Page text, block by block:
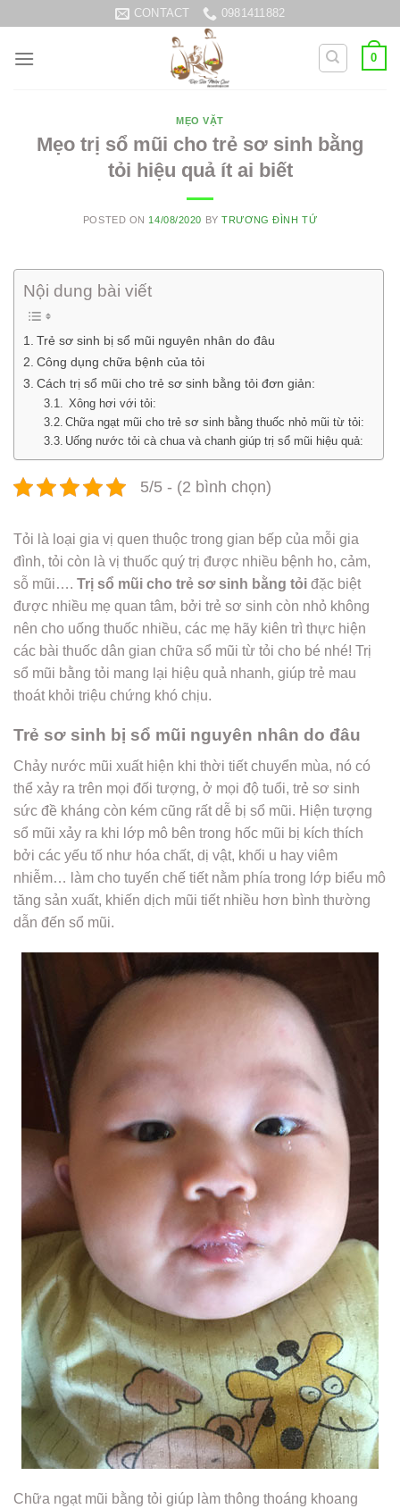
content
CONTACT 0981411882
0
MẸO VẶT
Mẹo trị sổ mũi cho trẻ sơ sinh bằng
tỏi hiệu quả ít ai biết
POSTED ON 14/08/2020 BYTRƯƠNG ĐÌNH TỨ
Nội dung bài viết
Trẻ sơ sinh bị sổ mũi nguyên nhân do đâu
Công dụng chữa bệnh của tỏi
Cách trị sổ mũi cho trẻ sơ sinh bằng tỏi đơn giản:
Xông hơi với tỏi:
Chữa ngạt mũi cho trẻ sơ sinh bằng thuốc nhỏ mũi từ tỏi:
Uống nước tỏi cà chua và chanh giúp trị sổ mũi hiệu quả:
5/5 - (2 bình chọn)
Tỏi là loại gia vị quen thuộc trong gian bếp của mỗi gia
đình, tỏi còn là vị thuốc quý trị được nhiều bệnh ho, cảm,
sỗ mũi…. Trị sổ mũi cho trẻ sơ sinh bằng tỏi đặc biệt
được nhiều mẹ quan tâm, bởi trẻ sơ sinh còn nhỏ không
nên cho uống thuốc nhiều, các mẹ hãy kiên trì thực hiện
các bài thuốc dân gian chữa sổ mũi từ tỏi cho bé nhé! Trị
sổ mũi bằng tỏi mang lại hiệu quả nhanh, giúp trẻ mau
thoát khỏi triệu chứng khó chịu.
Trẻ sơ sinh bị sổ mũi nguyên nhân do đâu
Chảy nước mũi xuất hiện khi thời tiết chuyển mùa, nó có
thể xảy ra trên mọi đối tượng, ở mọi độ tuổi, trẻ sơ sinh
sức đề kháng còn kém cũng rất dễ bị sổ mũi. Hiện tượng
sổ mũi xảy ra khi lớp mô bên trong hốc mũi bị kích thích
bởi các yếu tố như hóa chất, dị vật, khối u hay viêm
nhiễm… làm cho tuyến chế tiết nằm phía trong lớp biểu mô
tăng sản xuất, khiến dịch mũi tiết nhiều hơn bình thường
dẫn đến sổ mũi.
Chữa ngạt mũi bằng tỏi giúp làm thông thoáng khoang